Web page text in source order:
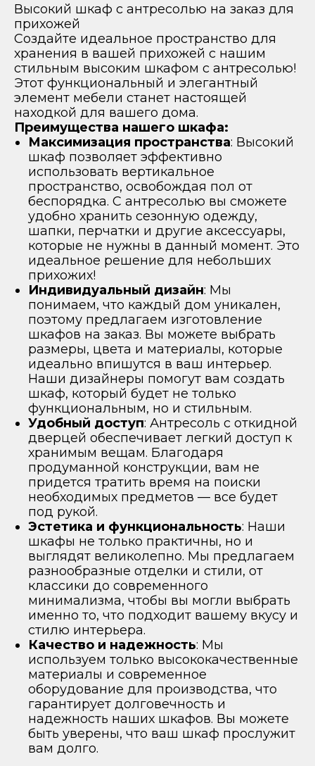
Высокий шкаф с антресолью на заказ для
прихожей
Создайте идеальное пространство для
хранения в вашей прихожей с нашим
стильным высоким шкафом с антресолью!
Этот функциональный и элегантный
элемент мебели станет настоящей
находкой для вашего дома.
Преимущества нашего шкафа:
Максимизация пространства: Высокий
шкаф позволяет эффективно
использовать вертикальное
пространство, освобождая пол от
беспорядка. С антресолью вы сможете
удобно хранить сезонную одежду,
шапки, перчатки и другие аксессуары,
которые не нужны в данный момент. Это
идеальное решение для небольших
прихожих!
Индивидуальный дизайн: Мы
понимаем, что каждый дом уникален,
поэтому предлагаем изготовление
шкафов на заказ. Вы можете выбрать
размеры, цвета и материалы, которые
идеально впишутся в ваш интерьер.
Наши дизайнеры помогут вам создать
шкаф, который будет не только
функциональным, но и стильным.
Удобный доступ: Антресоль с откидной
дверцей обеспечивает легкий доступ к
хранимым вещам. Благодаря
продуманной конструкции, вам не
придется тратить время на поиски
необходимых предметов — все будет
под рукой.
Эстетика и функциональность: Наши
шкафы не только практичны, но и
выглядят великолепно. Мы предлагаем
разнообразные отделки и стили, от
классики до современного
минимализма, чтобы вы могли выбрать
именно то, что подходит вашему вкусу и
стилю интерьера.
Качество и надежность: Мы
используем только высококачественные
материалы и современное
оборудование для производства, что
гарантирует долговечность и
надежность наших шкафов. Вы можете
быть уверены, что ваш шкаф прослужит
вам долго.